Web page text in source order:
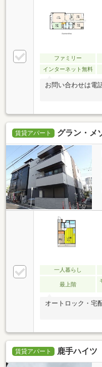
ファミリー
インターネット無料
お問い合わせは電
賃貸アパート グラン・メ
一人暮らし
最上階
オートロック・宅
賃貸アパート 鹿手ハイツ